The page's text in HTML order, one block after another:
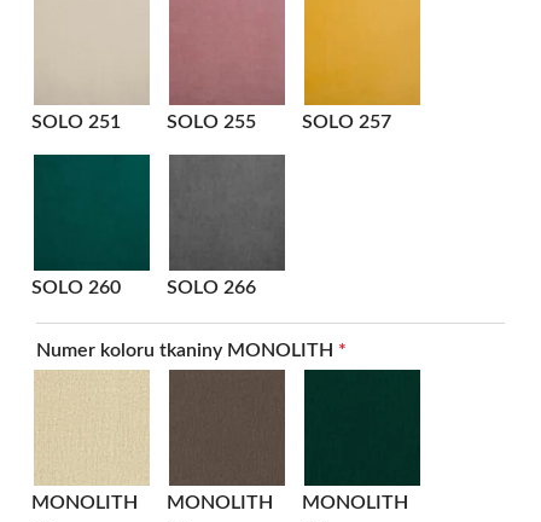
SOLO 251 SOLO 255 SOLO 257
SOLO 260 SOLO 266
Numer koloru tkaniny MONOLITH *
MONOLITH
MONOLITH
MONOLITH